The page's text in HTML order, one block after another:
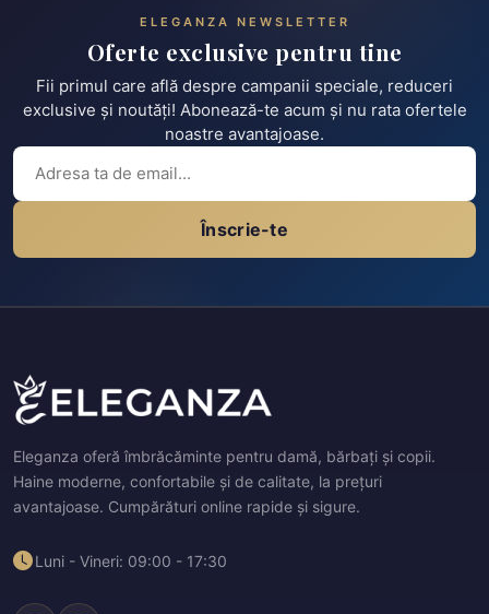
ELEGANZA NEWSLETTER
Oferte exclusive pentru tine
Fii primul care află despre campanii speciale, reduceri
exclusive și noutăți! Abonează-te acum și nu rata ofertele
noastre avantajoase.
Înscrie-te
Eleganza oferă îmbrăcăminte pentru damă, bărbați și copii.
Haine moderne, confortabile și de calitate, la prețuri
avantajoase. Cumpărături online rapide și sigure.
Luni - Vineri: 09:00 - 17:30